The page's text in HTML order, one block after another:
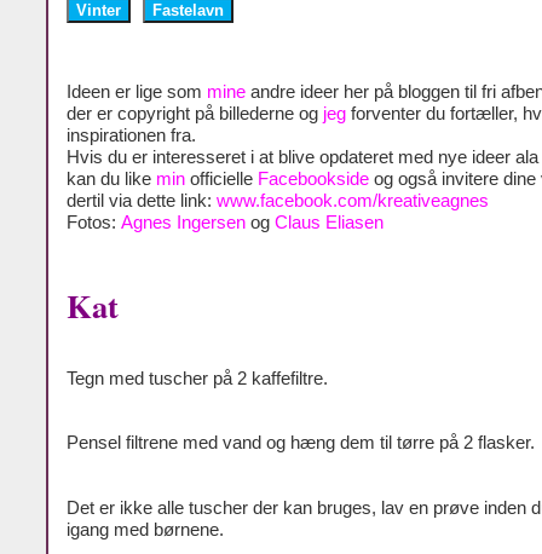
Vinter Fastelavn
Ideen er lige som mine andre ideer her på bloggen til fri
der er copyright på billederne og jeg forventer du fortæller,
inspirationen fra.
Hvis du er interesseret i at blive opdateret med nye ideer
kan du like min officielle Facebookside og også invitere dine
dertil via dette link: www.facebook.com/kreativeagnes
Fotos: Agnes Ingersen og Claus Eliasen
Kat
Tegn med tuscher på 2 kaffefiltre.
Pensel filtrene med vand og hæng dem til tørre på 2 flasker.
Det er ikke alle tuscher der kan bruges, lav en prøve inden
igang med børnene.